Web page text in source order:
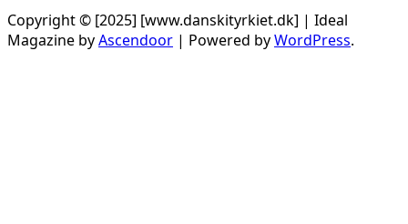
Copyright © [2025] [www.danskityrkiet.dk] | Ideal
Magazine byAscendoor | Powered byWordPress.